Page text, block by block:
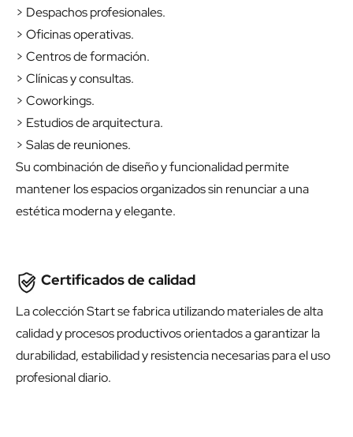
> Despachos profesionales.
> Oficinas operativas.
> Centros de formación.
> Clínicas y consultas.
> Coworkings.
> Estudios de arquitectura.
> Salas de reuniones.
Su combinación de diseño y funcionalidad permite
mantener los espacios organizados sin renunciar a una
estética moderna y elegante.
Certificados de calidad
La colección Start se fabrica utilizando materiales de alta
calidad y procesos productivos orientados a garantizar la
durabilidad, estabilidad y resistencia necesarias para el uso
profesional diario.